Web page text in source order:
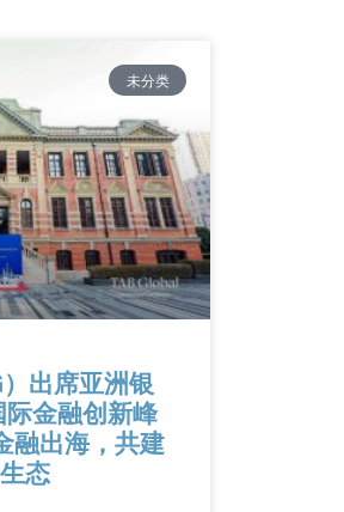
未分类
出席亚洲银
金融创新峰
融出海，共建
态